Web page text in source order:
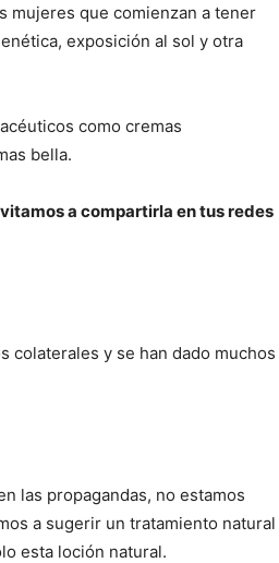
mujeres que comienzan a tener
exposición al sol y otra
como cremas
bella.
a compartirla en tus redes
colaterales y se han dado muchos
las propagandas, no estamos
a sugerir un tratamiento natural
esta loción natural.